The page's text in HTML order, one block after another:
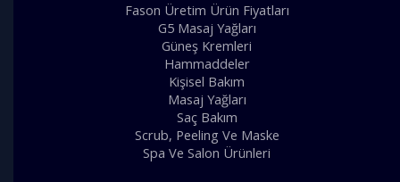
Fason Üretim Ürün Fiyatları
G5 Masaj Yağları
Güneş Kremleri
Hammaddeler
Kişisel Bakım
Masaj Yağları
Saç Bakım
Scrub, Peeling Ve Maske
Spa Ve Salon Ürünleri